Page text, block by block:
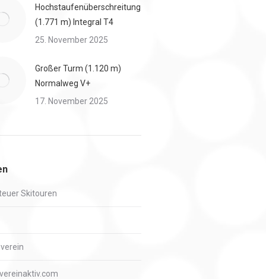
Hochstaufenüberschreitung
(1.771 m) Integral T4
25. November 2025
Großer Turm (1.120 m)
Normalweg V+
17. November 2025
Skitouren